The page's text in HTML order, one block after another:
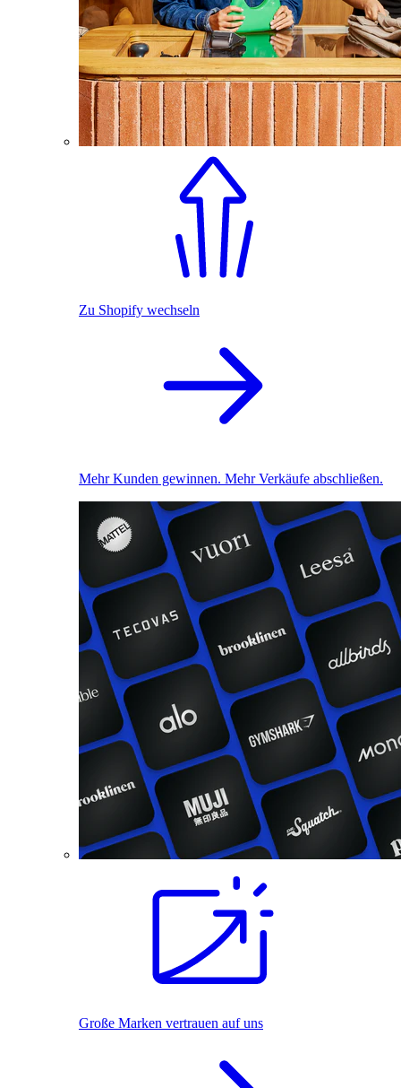
Zu Shopify wechseln
Mehr Kunden gewinnen. Mehr Verkäufe abschließen.
Große Marken vertrauen auf uns